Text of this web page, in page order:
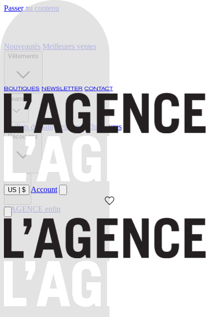
Passer au contenu
BOUTIQUES NEWSLETTER CONTACT
US $ Account
Nouveautés Meilleures ventes
Vêtements
Jeans
Maillots de bain Ceintures Chaussures
Découvrez
Soldes
L'AGENCE enfin